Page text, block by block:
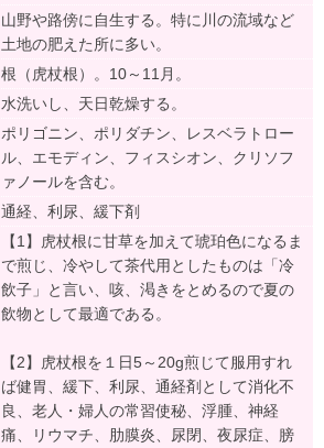
山野や路傍に自生する。特に川の流域など
土地の肥えた所に多い。
根（虎杖根）。10～11月。
水洗いし、天日乾燥する。
ポリゴニン、ポリダチン、レスベラトロー
ル、エモディン、フィスシオン、クリソフ
ァノールを含む。
通経、利尿、緩下剤
【1】虎杖根に甘草を加えて琥珀色になるま
で煎じ、冷やして茶代用としたものは「冷
飲子」と言い、咳、渇きをとめるので夏の
飲物として最適である。
【2】虎杖根を１日5～20g煎じて服用すれ
ば健胃、緩下、利尿、通経剤として消化不
良、老人・婦人の常習使秘、浮腫、神経
痛、リウマチ、肋膜炎、尿閉、夜尿症、膀